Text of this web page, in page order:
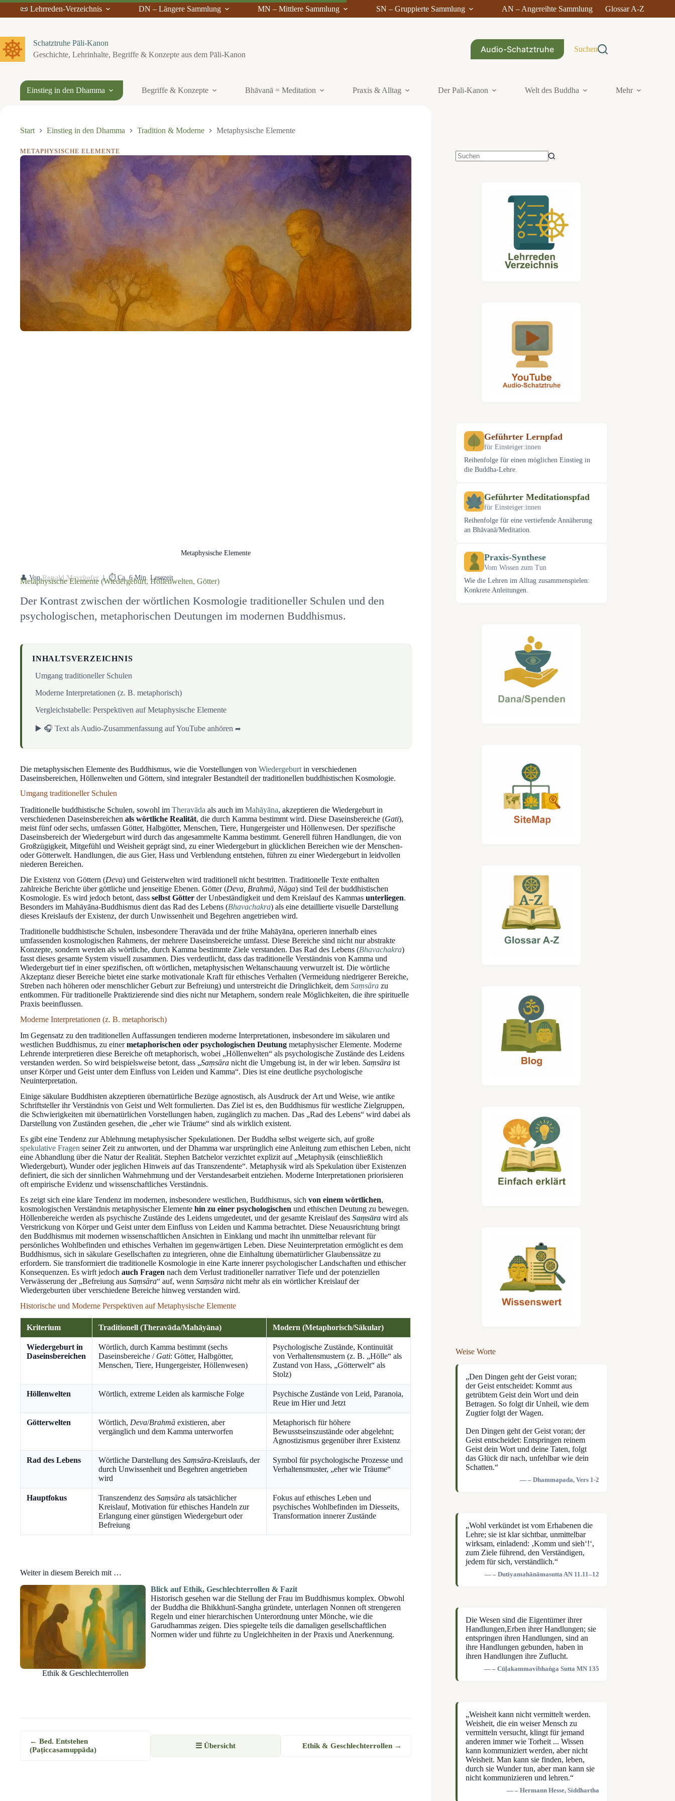
Z
h
📜 Lehrreden-Verzeichnis DN – Längere Sammlung MN – Mittlere Sammlung SN – Gruppierte Sammlung AN – Angereihte Sammlung Glossar A-Z
Schatztruhe Pāli-Kanon
Geschichte, Lehrinhalte, Begriffe & Konzepte aus dem Pāli-Kanon
Audio-Schatztruhe Suchen
Einstieg in den Dhamma Begriffe & Konzepte Bhāvanā = Meditation Praxis & Alltag Der Pali-Kanon Welt des Buddha Mehr
Start Einstieg in den Dhamma Tradition & Moderne Metaphysische Elemente
METAPHYSISCHE ELEMENTE
Metaphysische Elemente
👤 Von Ronald Mayrhofer | ⏱️ Ca. 6 Min. Lesezeit
Metaphysische Elemente (Wiedergeburt, Höllenwelten, Götter)
Der Kontrast zwischen der wörtlichen Kosmologie traditioneller Schulen und den
psychologischen, metaphorischen Deutungen im modernen Buddhismus.
INHALTSVERZEICHNIS
Umgang traditioneller Schulen
Moderne Interpretationen (z. B. metaphorisch)
Vergleichstabelle: Perspektiven auf Metaphysische Elemente
▶️ 🎧 Text als Audio-Zusammenfassung auf YouTube anhören
Die metaphysischen Elemente des Buddhismus, wie die Vorstellungen von Wiedergeburt in verschiedenen
Daseinsbereichen, Höllenwelten und Göttern, sind integraler Bestandteil der traditionellen buddhistischen Kosmologie.
Umgang traditioneller Schulen
Traditionelle buddhistische Schulen, sowohl im Theravāda als auch im Mahāyāna, akzeptieren die Wiedergeburt in
verschiedenen Daseinsbereichen als wörtliche Realität, die durch Kamma bestimmt wird. Diese Daseinsbereiche (Gati),
meist fünf oder sechs, umfassen Götter, Halbgötter, Menschen, Tiere, Hungergeister und Höllenwesen. Der spezifische
Daseinsbereich der Wiedergeburt wird durch das angesammelte Kamma bestimmt. Generell führen Handlungen, die von
Großzügigkeit, Mitgefühl und Weisheit geprägt sind, zu einer Wiedergeburt in glücklichen Bereichen wie der Menschen-
oder Götterwelt. Handlungen, die aus Gier, Hass und Verblendung entstehen, führen zu einer Wiedergeburt in leidvollen
niederen Bereichen.
Die Existenz von Göttern (Deva) und Geisterwelten wird traditionell nicht bestritten. Traditionelle Texte enthalten
zahlreiche Berichte über göttliche und jenseitige Ebenen. Götter (Deva, Brahmā, Nāga) sind Teil der buddhistischen
Kosmologie. Es wird jedoch betont, dass selbst Götter der Unbeständigkeit und dem Kreislauf des Kammas unterliegen.
Besonders im Mahāyāna-Buddhismus dient das Rad des Lebens (Bhavachakra) als eine detaillierte visuelle Darstellung
dieses Kreislaufs der Existenz, der durch Unwissenheit und Begehren angetrieben wird.
Traditionelle buddhistische Schulen, insbesondere Theravāda und der frühe Mahāyāna, operieren innerhalb eines
umfassenden kosmologischen Rahmens, der mehrere Daseinsbereiche umfasst. Diese Bereiche sind nicht nur abstrakte
Konzepte, sondern werden als wörtliche, durch Kamma bestimmte Ziele verstanden. Das Rad des Lebens (Bhavachakra)
fasst dieses gesamte System visuell zusammen. Dies verdeutlicht, dass das traditionelle Verständnis von Kamma und
Wiedergeburt tief in einer spezifischen, oft wörtlichen, metaphysischen Weltanschauung verwurzelt ist. Die wörtliche
Akzeptanz dieser Bereiche bietet eine starke motivationale Kraft für ethisches Verhalten (Vermeidung niedrigerer Bereiche,
Streben nach höheren oder menschlicher Geburt zur Befreiung) und unterstreicht die Dringlichkeit, dem Saṃsāra zu
entkommen. Für traditionelle Praktizierende sind dies nicht nur Metaphern, sondern reale Möglichkeiten, die ihre spirituelle
Praxis beeinflussen.
Moderne Interpretationen (z. B. metaphorisch)
Im Gegensatz zu den traditionellen Auffassungen tendieren moderne Interpretationen, insbesondere im säkularen und
westlichen Buddhismus, zu einermetaphorischen oder psychologischen Deutung metaphysischer Elemente. Moderne
Lehrende interpretieren diese Bereiche oft metaphorisch, wobei „Höllenwelten“ als psychologische Zustände des Leidens
verstanden werden. So wird beispielsweise betont, dass „Saṃsāra nicht die Umgebung ist, in der wir leben. Saṃsāra ist
unser Körper und Geist unter dem Einfluss von Leiden und Kamma“. Dies ist eine deutliche psychologische
Neuinterpretation.
Einige säkulare Buddhisten akzeptieren übernatürliche Bezüge agnostisch, als Ausdruck der Art und Weise, wie antike
Schriftsteller ihr Verständnis von Geist und Welt formulierten. Das Ziel ist es, den Buddhismus für westliche Zielgruppen,
die Schwierigkeiten mit übernatürlichen Vorstellungen haben, zugänglich zu machen. Das „Rad des Lebens“ wird dabei als
Darstellung von Zuständen gesehen, die „eher wie Träume“ sind als wirklich existent.
Es gibt eine Tendenz zur Ablehnung metaphysischer Spekulationen. Der Buddha selbst weigerte sich, auf große
spekulative Fragen seiner Zeit zu antworten, und der Dhamma war ursprünglich eine Anleitung zum ethischen Leben, nicht
eine Abhandlung über die Natur der Realität. Stephen Batchelor verzichtet explizit auf „Metaphysik (einschließlich
Wiedergeburt), Wunder oder jeglichen Hinweis auf das Transzendente“. Metaphysik wird als Spekulation über Existenzen
definiert, die sich der sinnlichen Wahrnehmung und der Verstandesarbeit entziehen. Moderne Interpretationen priorisieren
oft empirische Evidenz und wissenschaftliches Verständnis.
Es zeigt sich eine klare Tendenz im modernen, insbesondere westlichen, Buddhismus, sich von einem wörtlichen,
kosmologischen Verständnis metaphysischer Elemente hin zu einer psychologischen und ethischen Deutung zu bewegen.
Höllenbereiche werden als psychische Zustände des Leidens umgedeutet, und der gesamte Kreislauf des Saṃsāra wird als
Verstrickung von Körper und Geist unter dem Einfluss von Leiden und Kamma betrachtet. Diese Neuausrichtung bringt
den Buddhismus mit modernen wissenschaftlichen Ansichten in Einklang und macht ihn unmittelbar relevant für
persönliches Wohlbefinden und ethisches Verhalten im gegenwärtigen Leben. Diese Neuinterpretation ermöglicht es dem
Buddhismus, sich in säkulare Gesellschaften zu integrieren, ohne die Einhaltung übernatürlicher Glaubenssätze zu
erfordern. Sie transformiert die traditionelle Kosmologie in eine Karte innerer psychologischer Landschaften und ethischer
Konsequenzen. Es wirft jedoch auch Fragen nach dem Verlust traditioneller narrativer Tiefe und der potenziellen
Verwässerung der „Befreiung aus Saṃsāra“ auf, wenn Saṃsāra nicht mehr als ein wörtlicher Kreislauf der
Wiedergeburten über verschiedene Bereiche hinweg verstanden wird.
Historische und Moderne Perspektiven auf Metaphysische Elemente
Kriterium Traditionell (Theravāda/Mahāyāna) Modern (Metaphorisch/Säkular)
Wiedergeburt in
Daseinsbereichen
Wörtlich, durch Kamma bestimmt (sechs
Daseinsbereiche / Gati: Götter, Halbgötter,
Menschen, Tiere, Hungergeister, Höllenwesen)
Psychologische Zustände, Kontinuität
von Verhaltensmustern (z. B. „Hölle“ als
Zustand von Hass, „Götterwelt“ als
Stolz)
Höllenwelten Wörtlich, extreme Leiden als karmische Folge
Psychische Zustände von Leid, Paranoia,
Reue im Hier und Jetzt
Götterwelten Wörtlich, Deva/Brahmā existieren, aber
vergänglich und dem Kamma unterworfen
Metaphorisch für höhere
Bewusstseinszustände oder abgelehnt;
Agnostizismus gegenüber ihrer Existenz
Rad des Lebens Wörtliche Darstellung des Saṃsāra-Kreislaufs, der
durch Unwissenheit und Begehren angetrieben
wird
Symbol für psychologische Prozesse und
Verhaltensmuster, „eher wie Träume“
Hauptfokus Transzendenz des Saṃsāra als tatsächlicher
Kreislauf, Motivation für ethisches Handeln zur
Erlangung einer günstigen Wiedergeburt oder
Befreiung
Fokus auf ethisches Leben und
psychisches Wohlbefinden im Diesseits,
Transformation innerer Zustände
Weiter in diesem Bereich mit …
Ethik & Geschlechterrollen
Blick auf Ethik, Geschlechterrollen & Fazit
Historisch gesehen war die Stellung der Frau im Buddhismus komplex. Obwohl
der Buddha die Bhikkhunī-Sangha gründete, unterlagen Nonnen oft strengeren
Regeln und einer hierarchischen Unterordnung unter Mönche, wie die
Garudhammas zeigen. Dies spiegelte teils die damaligen gesellschaftlichen
Normen wider und führte zu Ungleichheiten in der Praxis und Anerkennung.
← Bed. Entstehen
(Paṭiccasamuppāda)
☰ Übersicht Ethik & Geschlechterrollen →
Geführter Lernpfad
für Einsteiger:innen
Reihenfolge für einen möglichen Einstieg in
die Buddha-Lehre.
Geführter Meditationspfad
für Einsteiger:innen
Reihenfolge für eine vertiefende Annäherung
an Bhāvanā/Meditation.
Praxis-Synthese
Vom Wissen zum Tun
Wie die Lehren im Alltag zusammenspielen:
Konkrete Anleitungen.
Weise Worte
„Den Dingen geht der Geist voran;
der Geist entscheidet: Kommt aus
getrübtem Geist dein Wort und dein
Betragen. So folgt dir Unheil, wie dem
Zugtier folgt der Wagen.
Den Dingen geht der Geist voran; der
Geist entscheidet: Entspringen reinem
Geist dein Wort und deine Taten, folgt
das Glück dir nach, unfehlbar wie dein
Schatten.“
– Dhammapada, Vers 1-2
„Wohl verkündet ist vom Erhabenen die
Lehre; sie ist klar sichtbar, unmittelbar
wirksam, einladend: ‚Komm und sieh‘!‘,
zum Ziele führend, den Verständigen,
jedem für sich, verständlich.“
– Dutiyamahānāmasutta AN 11.11–12
Die Wesen sind die Eigentümer ihrer
Handlungen,Erben ihrer Handlungen; sie
entspringen ihren Handlungen, sind an
ihre Handlungen gebunden, haben in
ihren Handlungen ihre Zuflucht.
– Cūḷakammavibhaṅga Sutta MN 135
„Weisheit kann nicht vermittelt werden.
Weisheit, die ein weiser Mensch zu
vermitteln versucht, klingt für jemand
anderen immer wie Torheit ... Wissen
kann kommuniziert werden, aber nicht
Weisheit. Man kann sie finden, leben,
durch sie Wunder tun, aber man kann sie
nicht kommunizieren und lehren.“
– Hermann Hesse, Siddhartha